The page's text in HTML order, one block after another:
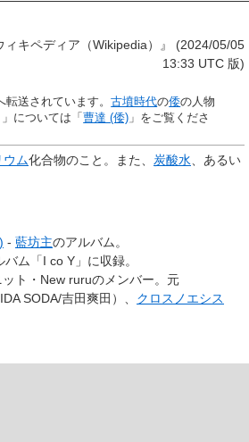
ィキペディア（Wikipedia）』 (2024/05/05
13:33 UTC 版)
転送されています。古墳時代の倭の人物
」については「曹達 (倭) 」をご覧くださ
ウム化合物のこと。また、 炭酸水 、あるい
- 藍坊主のアルバム。
ム「I co Y」に収録。
ト・New ruruのメンバー。元
SODA/吉田爽田）、 クロスノエシス